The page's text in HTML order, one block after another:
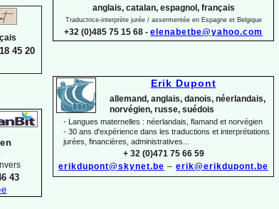
anglais, catalan, espagnol, français
Traductrice-interprète jurée / assermentée en Espagne et Belgique
+32 (0)485 75 15 68 - elenabetbe@yahoo.com
Erik Dupont
allemand, anglais, danois, néerlandais,
norvégien, russe, suédois
- Langues maternelles : néerlandais, flamand et norvégien
- 30 ans d'expérience dans les traductions et interprétations
jurées, financières, administratives...
+ 32 (0)471 75 66 59
erikdupont@skynet.be – erik@erikdupont.be
45 20
43